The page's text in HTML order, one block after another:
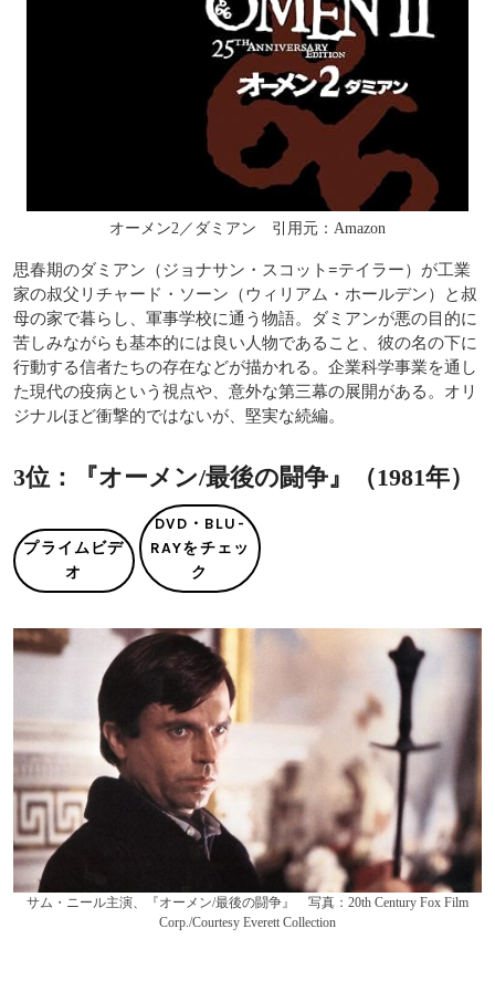
オーメン2／ダミアン 引用元：Amazon
思春期のダミアン（ジョナサン・スコット=テイラー）が工業
家の叔父リチャード・ソーン（ウィリアム・ホールデン）と叔
母の家で暮らし、軍事学校に通う物語。ダミアンが悪の目的に
苦しみながらも基本的には良い人物であること、彼の名の下に
行動する信者たちの存在などが描かれる。企業科学事業を通し
た現代の疫病という視点や、意外な第三幕の展開がある。オリ
ジナルほど衝撃的ではないが、堅実な続編。
3位：『オーメン/最後の闘争』（1981年）
プライムビデ
オ
DVD・BLU-
RAYをチェッ
ク
サム・ニール主演、『オーメン/最後の闘争』 写真：20th Century Fox Film
Corp./Courtesy Everett Collection